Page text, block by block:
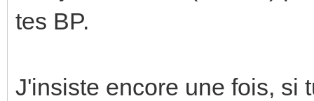
tes BP.
J'insiste encore une fois, si